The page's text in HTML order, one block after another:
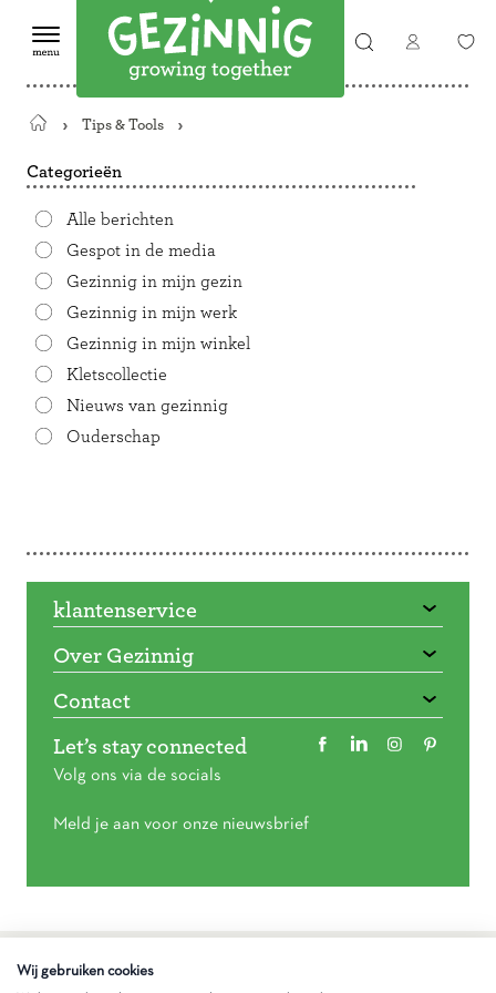
Terug
de
Tips & Tools
Categorieën
Alle berichten
Gespot in de media
Gezinnig in mijn gezin
Gezinnig in mijn werk
Gezinnig in mijn winkel
Kletscollectie
Nieuws van gezinnig
Ouderschap
klantenservice
Over Gezinnig
Contact
Let’s stay connected
Volg ons via de socials
Meld je aan voor onze nieuwsbrief
Wij gebruiken cookies